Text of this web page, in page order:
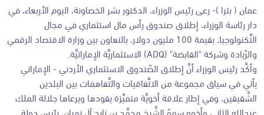
عمان ( بترا )- رعى رئيس الوزراء، الدكتور بشر الخصاونة، اليوم الأربعاء، في
دار رئاسة الوزراء، إطلاق صندوق رأس مال استثماري في مجال
التِّكنولوجيا، بقيمة 100 مليون دولار، بالتعاون بين وزارة الاقتصاد الرقمي
والرّيادة وشركة "القابضة" (ADQ) الاستثماريَّة الإماراتيَّة.
وأكَّد رئيس الوزراء أنَّ إطلاق الصّندوق الاستثماري الأردني - الإماراتي
يأتي في سياق مجموعة من الاتِّفاقيات والتَّفاهمات بين البلدين
الشَّقيقين، وفي إطار علاقة أخويَّة متميِّزة يقودها ويرعاها جلالة الملك